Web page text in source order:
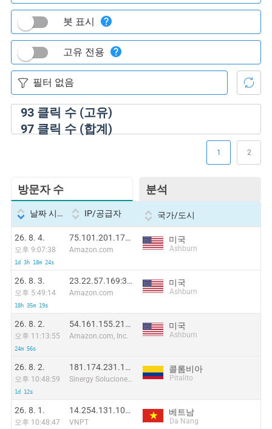
93클릭 수 (고유)
97클릭 수 (합계)
봇 표시
고유 전용
방문자 수 분석
1 2
날짜 시간 IP/공급자 국가/도시
26. 8. 4.
오후 9:07:38
1d 3h 18m 24s
75.101.201.179:50912
Amazon.com
미국
Ashburn
26. 8. 3.
오후 5:49:14
18h 35m 19s
23.22.57.169:31037
Amazon.com
미국
Ashburn
26. 8. 2.
오후 11:13:55
24m 56s
54.161.155.212:16414
Amazon.com, Inc.
미국
Ashburn
26. 8. 2.
오후 10:48:59
1d 12s
181.174.231.131:48998
Sinergy Soluciones Integrales
콜롬비아
Pitalito
26. 8. 1.
오후 10:48:47
14.254.131.102:51395
VNPT
베트남
Da Nang